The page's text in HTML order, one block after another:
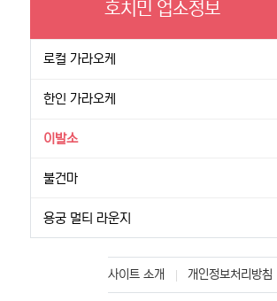
호치민 업소정보
로컬 가라오케
한인 가라오케
이발소
불건마
용궁 멀티 라운지
사이트 소개 개인정보처리방침